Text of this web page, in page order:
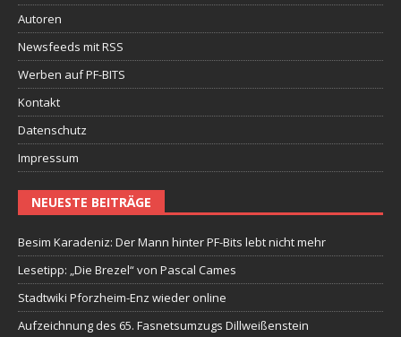
Autoren
Newsfeeds mit RSS
Werben auf PF-BITS
Kontakt
Datenschutz
Impressum
NEUESTE BEITRÄGE
Besim Karadeniz: Der Mann hinter PF-Bits lebt nicht mehr
Lesetipp: „Die Brezel“ von Pascal Cames
Stadtwiki Pforzheim-Enz wieder online
Aufzeichnung des 65. Fasnetsumzugs Dillweißenstein